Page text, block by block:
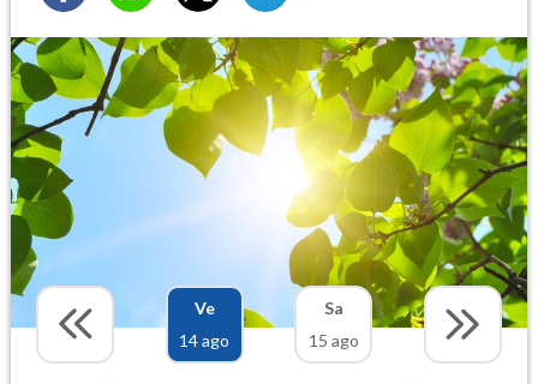
Ve
14 ago
Sa
15 ago